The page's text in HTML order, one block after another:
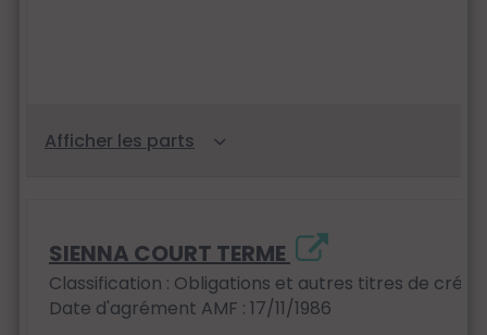
SIENNA COURT TERME
Classification : Obligations et autres titres de
Date d'agrément AMF : 17/11/1986